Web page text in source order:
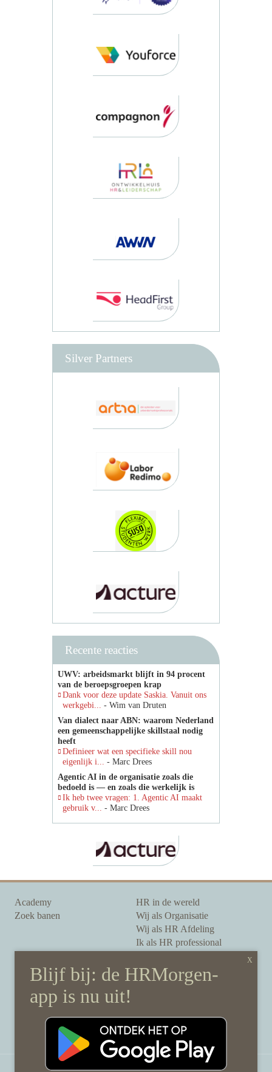
Silver Partners
Recente reacties
UWV: arbeidsmarkt blijft in 94 procent
van de beroepsgroepen krap
Dank voor deze update Saskia. Vanuit ons
werkgebi... - Wim van Druten
Van dialect naar ABN: waarom Nederland
een gemeenschappelijke skillstaal nodig
heeft
Definieer wat een specifieke skill nou
eigenlijk i... - Marc Drees
Agentic AI in de organisatie zoals die
bedoeld is — en zoals die werkelijk is
Ik heb twee vragen: 1. Agentic AI maakt
gebruik v... - Marc Drees
Academy
Zoek banen
HR in de wereld
Wij als Organisatie
Wij als HR Afdeling
Ik als HR professional
Onze auteurs
Onze partners
Sponsoring
Over HRMorgen
Disclaimer & gedragscode